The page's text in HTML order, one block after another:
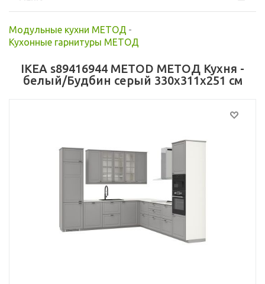
Модульные кухни МЕТОД -
Кухонные гарнитуры МЕТОД
IKEA s89416944 METOD МЕТОД Кухня -
белый/Будбин серый 330x311x251 см